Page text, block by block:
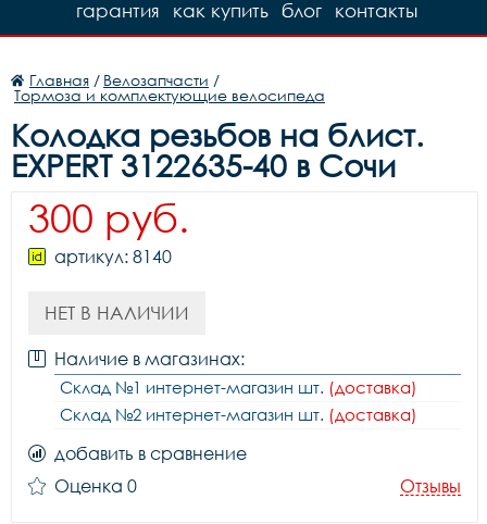
контакты
блог
как купить
гарантия
Главная / Велозапчасти /
Тормоза и комплектующие велосипеда
Колодка резьбов на блист.
EXPERT 3122635-40 в Сочи
300 руб.
артикул: 8140
НЕТ В НАЛИЧИИ
Наличие в магазинах:
Склад №1 интернет-магазин шт. (доставка)
Склад №2 интернет-магазин шт. (доставка)
добавить в сравнение
Оценка 0
Отзывы